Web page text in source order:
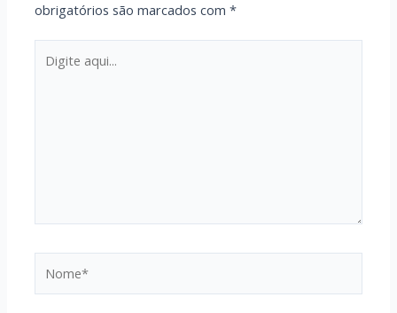
obrigatórios são marcados com*
aqui...